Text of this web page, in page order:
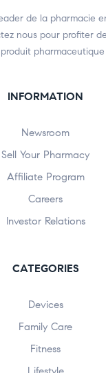
de la pharmacie
nous pour profiter
INFORMATION
Newsroom
Sell Your Pharmacy
Affiliate Program
Careers
Investor Relations
CATEGORIES
Devices
Family Care
Fitness